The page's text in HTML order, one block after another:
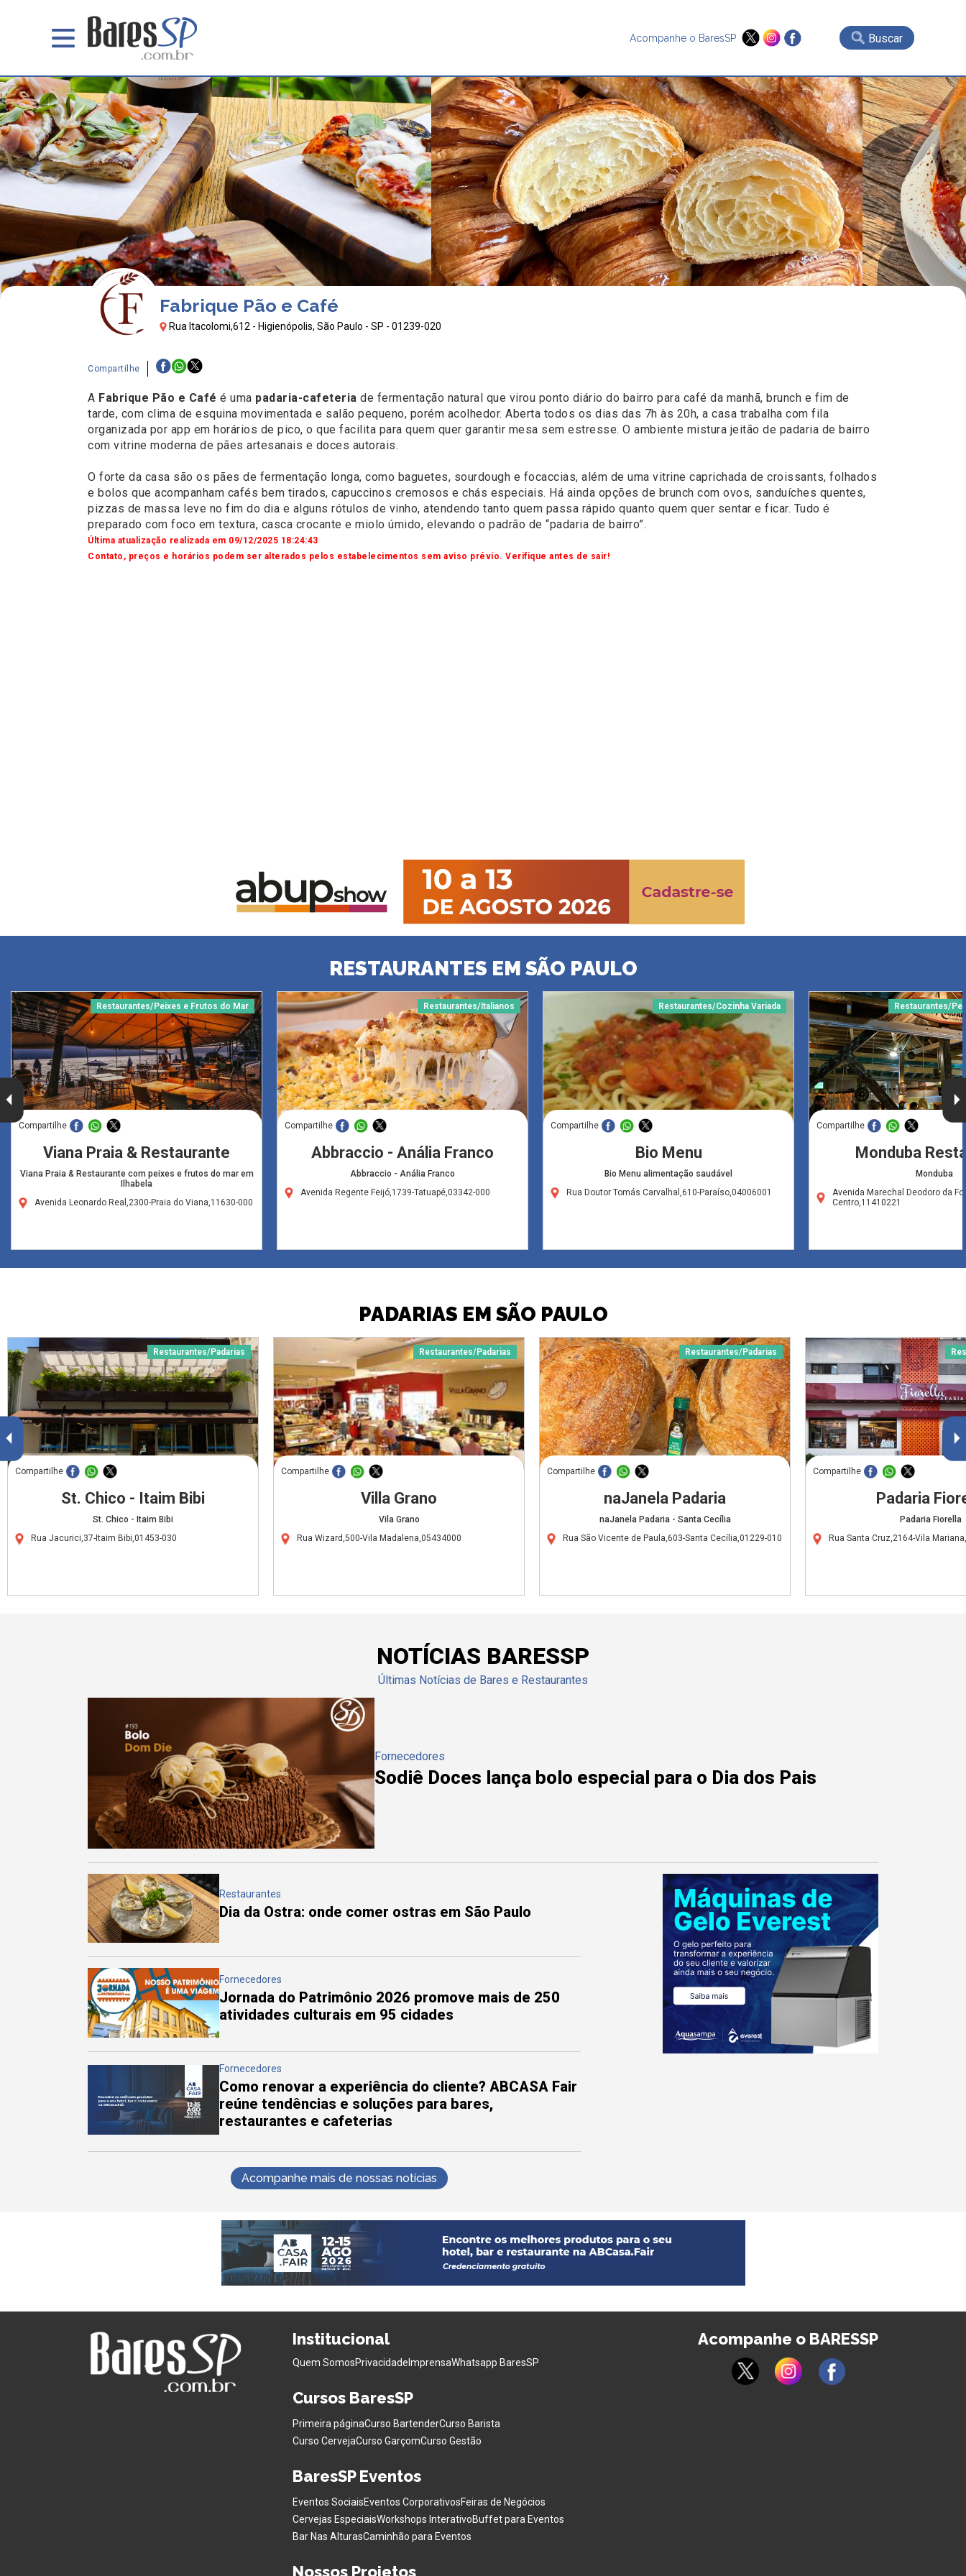
Acompanhe o BaresSP Buscar
Fabrique Pão e Café
Rua Itacolomi,612 - Higienópolis, São Paulo - SP - 01239-020
Compartilhe
A Fabrique Pão e Café é uma padaria-cafeteria de fermentação natural que virou ponto diário do bairro para café da manhã, brunch e fim de
tarde, com clima de esquina movimentada e salão pequeno, porém acolhedor. Aberta todos os dias das 7h às 20h, a casa trabalha com fila
organizada por app em horários de pico, o que facilita para quem quer garantir mesa sem estresse. O ambiente mistura jeitão de padaria de bairro
com vitrine moderna de pães artesanais e doces autorais.​
O forte da casa são os pães de fermentação longa, como baguetes, sourdough e focaccias, além de uma vitrine caprichada de croissants, folhados
e bolos que acompanham cafés bem tirados, capuccinos cremosos e chás especiais. Há ainda opções de brunch com ovos, sanduíches quentes,
pizzas de massa leve no fim do dia e alguns rótulos de vinho, atendendo tanto quem passa rápido quanto quem quer sentar e ficar. Tudo é
preparado com foco em textura, casca crocante e miolo úmido, elevando o padrão de “padaria de bairro”.
Última atualização realizada em 09/12/2025 18:24:43
Contato, preços e horários podem ser alterados pelos estabelecimentos sem aviso prévio. Verifique antes de sair!
RESTAURANTES EM SÃO PAULO
Restaurantes/Peixes e Frutos do Mar
Compartilhe
Viana Praia & Restaurante
Viana Praia & Restaurante com peixes e frutos do mar em
Ilhabela
Avenida Leonardo Real,2300-Praia do Viana,11630-000
Restaurantes/Italianos
Compartilhe
Abbraccio - Anália Franco
Abbraccio - Anália Franco
Avenida Regente Feijó,1739-Tatuapé,03342-000
Restaurantes/Cozinha Variada
Compartilhe
Bio Menu
Bio Menu alimentação saudável
Rua Doutor Tomás Carvalhal,610-Paraíso,04006001
Restaurantes/
Compartilhe
Monduba
Monduba
Avenida Marechal Deodoro da
Centro,11410221
PADARIAS EM SÃO PAULO
Restaurantes/Padarias
Compartilhe
St. Chico - Itaim Bibi
St. Chico - Itaim Bibi
Rua Jacurici,37-Itaim Bibi,01453-030
Restaurantes/Padarias
Compartilhe
Villa Grano
Vila Grano
Rua Wizard,500-Vila Madalena,05434000
Restaurantes/Padarias
Compartilhe
naJanela Padaria
naJanela Padaria - Santa Cecília
Rua São Vicente de Paula,603-Santa Cecília,01229-010
Compartilhe
Padaria
Padaria Fiorella
Rua Santa Cruz,2164-Vila
NOTÍCIAS BARESSP
Últimas Notícias de Bares e Restaurantes
Fornecedores
Sodiê Doces lança bolo especial para o Dia dos Pais
Restaurantes
Dia da Ostra: onde comer ostras em São Paulo
Fornecedores
Jornada do Patrimônio 2026 promove mais de 250
atividades culturais em 95 cidades
Fornecedores
Como renovar a experiência do cliente? ABCASA Fair
reúne tendências e soluções para bares,
restaurantes e cafeterias
Acompanhe mais de nossas notícias
Institucional
Quem SomosPrivacidadeImprensaWhatsapp BaresSP
Cursos BaresSP
Primeira páginaCurso BartenderCurso Barista
Curso CervejaCurso GarçomCurso Gestão
BaresSP Eventos
Eventos SociaisEventos CorporativosFeiras de Negócios
Cervejas EspeciaisWorkshops InterativoBuffet para Eventos
Bar Nas AlturasCaminhão para Eventos
Nossos Projetos
Acompanhe o BARESSP